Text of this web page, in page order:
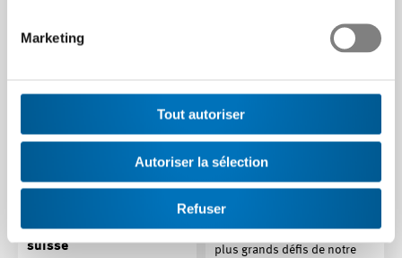
Marketing
Tout autoriser
Autoriser la sélection
Refuser
Un puissant réseau pour
l’avenir de l’énergie
La décarbonation est un des
plus grands défis de notre
suisse